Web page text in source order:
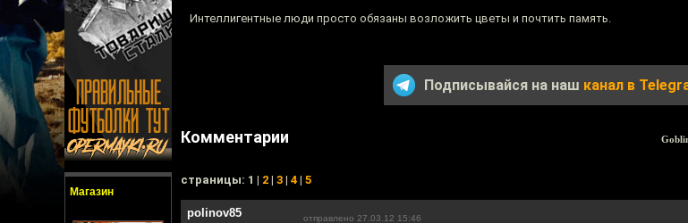
Магазин
Интеллигентные люди просто обязаны возложить цветы и почтить память.
Подписывайся на наш канал в
Комментарии
cтраницы: 1 | 2 | 3 | 4 | 5
polinov85 отправлено 27.03.12 15:46